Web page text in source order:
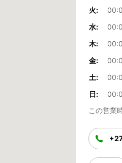
火:
水:
木:
金:
土:
日:
この営業